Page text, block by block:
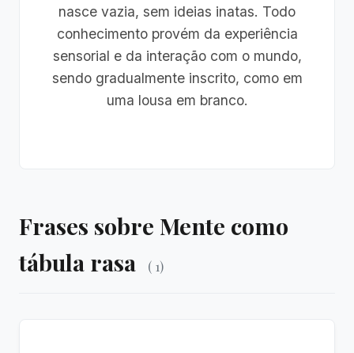
nasce vazia, sem ideias inatas. Todo
conhecimento provém da experiência
sensorial e da interação com o mundo,
sendo gradualmente inscrito, como em
uma lousa em branco.
Frases sobre Mente como
tábula rasa
( 1)